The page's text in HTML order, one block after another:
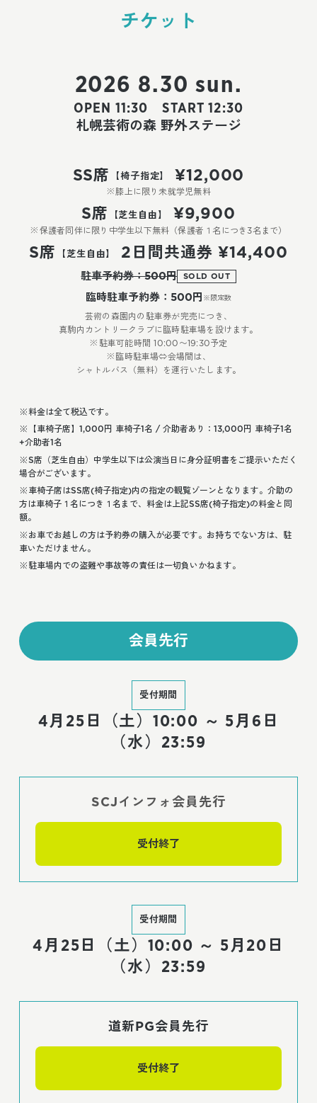
チケット
2026 8.30 sun.
OPEN 11:30 START 12:30
札幌芸術の森 野外ステージ
SS席 【椅子指定】 ¥12,000
※膝上に限り未就学児無料
S席 【芝生自由】 ¥9,900
※保護者同伴に限り中学生以下無料（保護者１名につき3名まで）
S席 【芝生自由】 2日間共通券¥14,400
駐車予約券：500円 SOLD OUT
臨時駐車予約券：500円 ※限定数
芸術の森園内の駐車券が完売につき、
真駒内カントリークラブに臨時駐車場を設けます。
※駐車可能時間 10:00〜19:30予定
※臨時駐車場⇔会場間は、
シャトルバス（無料）を運行いたします。
料金は全て税込です。
【車椅子席】1,000円 車椅子1名 / 介助者あり：13,000円 車椅子1名
+介助者1名
S席（芝生自由）中学生以下は公演当日に身分証明書をご提示いただく
場合がございます。
車椅子席はSS席(椅子指定)内の指定の観覧ゾーンとなります。介助の
方は車椅子１名につき１名まで、料金は上記SS席(椅子指定)の料金と同
額。
お車でお越しの方は予約券の購入が必要です。お持ちでない方は、駐
車いただけません。
駐車場内での盗難や事故等の責任は一切負いかねます。
会員先行
受付期間
4月25日（土）10:00 ～ 5月6日
（水）23:59
SCJインフォ会員先行
受付終了
受付期間
4月25日（土）10:00 ～ 5月20日
（水）23:59
道新PG会員先行
受付終了